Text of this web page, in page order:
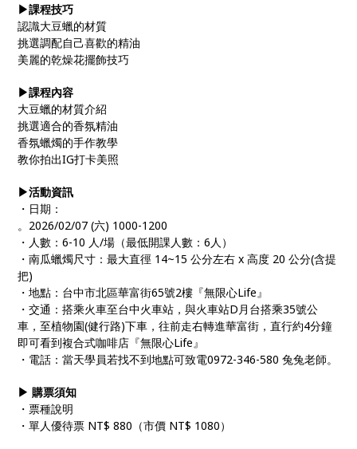
▶課程技巧
認識大豆蠟的材質
挑選調配自己喜歡的精油
美麗的乾燥花擺飾技巧
▶課程內容
大豆蠟的材質介紹
挑選適合的香氛精油
香氛蠟燭的手作教學
教你拍出IG打卡美照
▶活動資訊
・日期：
。2026/02/07 (六) 1000-1200
・人數：6-10 人/場（最低開課人數：6人）
・南瓜蠟燭尺寸：最大直徑 14~15 公分左右 x 高度 20 公分(含提
把)
・地點：台中市北區華富街65號2樓『無限心Life』
・交通：搭乘火車至台中火車站，與火車站D月台搭乘35號公
車，至植物園(健行路)下車，往前走右轉進華富街，直行約4分鐘
即可看到複合式咖啡店『無限心Life』
・電話：當天學員若找不到地點可致電0972-346-580 兔兔老師。
▶ 購票須知
・票種說明
・單人優待票 NT$ 880（市價 NT$ 1080）